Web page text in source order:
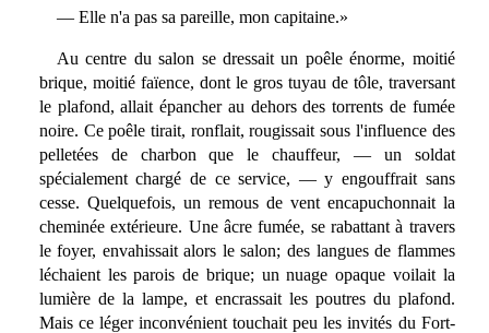
— Elle n'a pas sa pareille, mon capitaine.»
Au centre du salon se dressait un poêle énorme, moitié
brique, moitié faïence, dont le gros tuyau de tôle, traversant
le plafond, allait épancher au dehors des torrents de fumée
noire. Ce poêle tirait, ronflait, rougissait sous l'influence des
pelletées de charbon que le chauffeur, — un soldat
spécialement chargé de ce service, — y engouffrait sans
cesse. Quelquefois, un remous de vent encapuchonnait la
cheminée extérieure. Une âcre fumée, se rabattant à travers
le foyer, envahissait alors le salon; des langues de flammes
léchaient les parois de brique; un nuage opaque voilait la
lumière de la lampe, et encrassait les poutres du plafond.
Mais ce léger inconvénient touchait peu les invités du Fort-